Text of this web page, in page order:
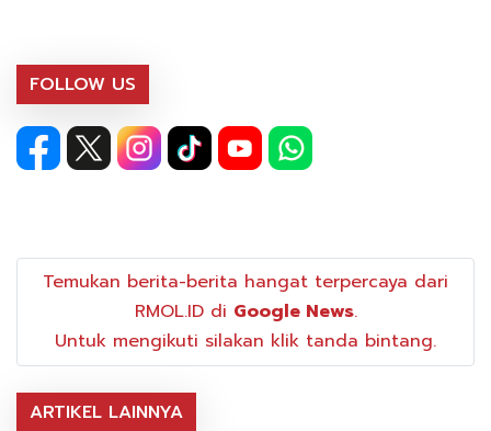
FOLLOW US
Temukan berita-berita hangat terpercaya dari
RMOL.ID di Google News.
Untuk mengikuti silakan klik tanda bintang.
ARTIKEL LAINNYA